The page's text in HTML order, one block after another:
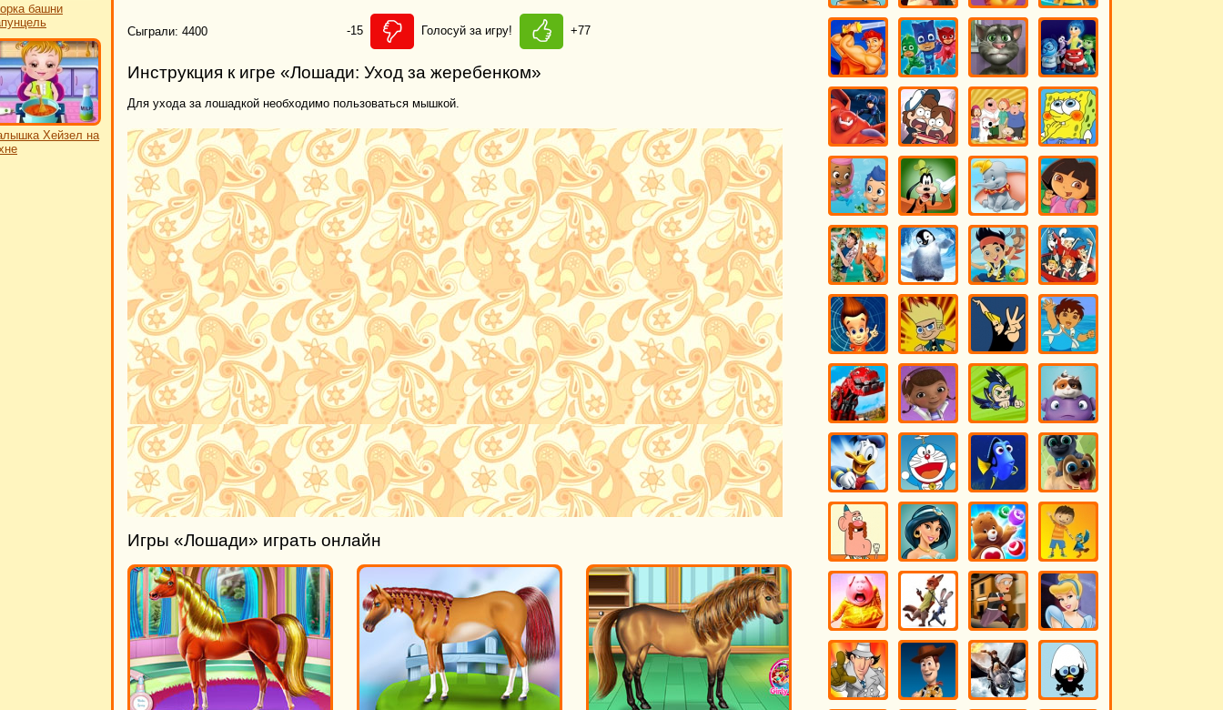
башни
Хейзел на
Сыграли: 4400 -15 Голосуй за игру! +77
Инструкция к игре «Лошади: Уход за жеребенком»
Для ухода за лошадкой необходимо пользоваться мышкой.
Игры «Лошади» играть онлайн